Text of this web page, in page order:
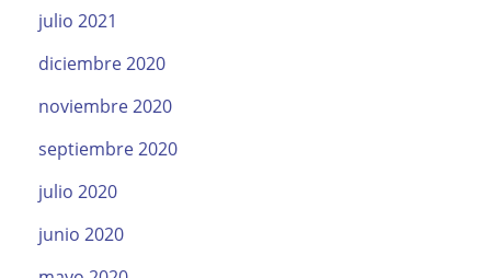
julio 2021
diciembre 2020
noviembre 2020
septiembre 2020
julio 2020
junio 2020